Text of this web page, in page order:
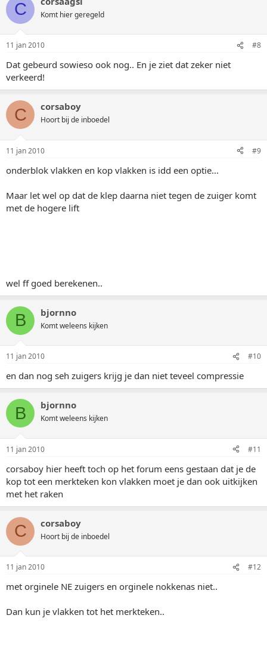
C Komt hier geregeld
11 jan 2010 #8
Dat gebeurd sowieso ook nog.. En je ziet dat zeker niet
verkeerd!
C corsaboy
Hoort bij de inboedel
11 jan 2010 #9
onderblok vlakken en kop vlakken is idd een optie...
Maar let wel op dat de klep daarna niet tegen de zuiger komt
met de hogere lift
wel ff goed berekenen..
B bjornno
Komt weleens kijken
11 jan 2010 #10
en dan nog seh zuigers krijg je dan niet teveel compressie
B bjornno
Komt weleens kijken
11 jan 2010 #11
corsaboy hier heeft toch op het forum eens gestaan dat je de
kop tot een merkteken kon vlakken moet je dan ook uitkijken
met het raken
C corsaboy
Hoort bij de inboedel
11 jan 2010 #12
met orginele NE zuigers en orginele nokkenas niet..
Dan kun je vlakken tot het merkteken..